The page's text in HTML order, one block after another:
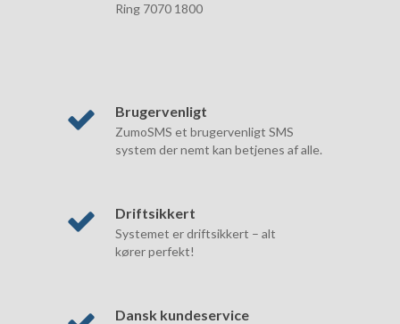
Ring 7070 1800
Brugervenligt
ZumoSMS et brugervenligt SMS
system der nemt kan betjenes af alle.
Driftsikkert
Systemet er driftsikkert – alt
kører perfekt!
Dansk kundeservice